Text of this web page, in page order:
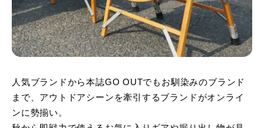
人気ブランドから本誌GO OUTでもお馴染みのブランド
まで、アウトドアシーンを牽引するブランドがオンライ
ンに勢揃い。